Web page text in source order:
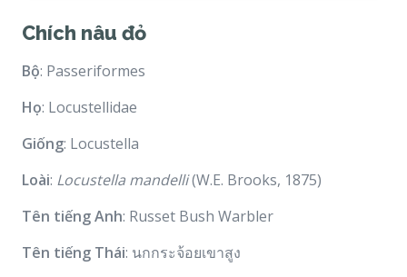
Chích nâu đỏ
Bộ: Passeriformes
Họ: Locustellidae
Giống: Locustella
Loài: Locustella mandelli(W.E. Brooks, 1875)
Tên tiếng Anh: Russet Bush Warbler
Tên tiếng Thái: นกกระจ้อยเขาสูง